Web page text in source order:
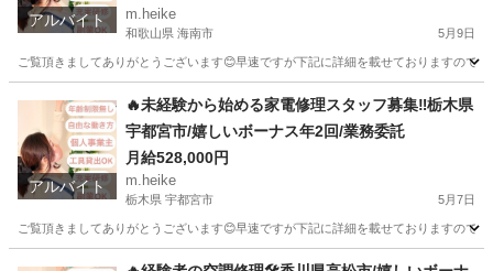
アルバイト m.heike
和歌山県 海南市 5月9日
ご覧頂きましてありがとうございます😊早速ですが下記に詳細を載せておりますの
その他 スタッフ
アルバイト
🔥未経験から始める家電修理スタッフ募集‼️栃木県
宇都宮市/嬉しいボーナス年2回/業務委託
月給528,000円
m.heike
栃木県 宇都宮市 5月7日
ご覧頂きましてありがとうございます😊早速ですが下記に詳細を載せておりますので
その他 スタッフ